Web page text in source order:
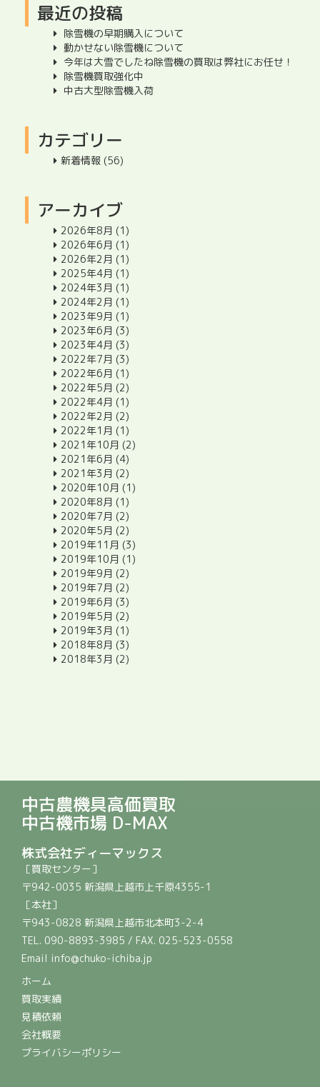
最近の投稿
除雪機の早期購入について
動かせない除雪機について
今年は大雪でしたね除雪機の買取は弊社にお任せ！
除雪機買取強化中
中古大型除雪機入荷
カテゴリー
新着情報 (56)
アーカイブ
2026年8月 (1)
2026年6月 (1)
2026年2月 (1)
2025年4月 (1)
2024年3月 (1)
2024年2月 (1)
2023年9月 (1)
2023年6月 (3)
2023年4月 (3)
2022年7月 (3)
2022年6月 (1)
2022年5月 (2)
2022年4月 (1)
2022年2月 (2)
2022年1月 (1)
2021年10月 (2)
2021年6月 (4)
2021年3月 (2)
2020年10月 (1)
2020年8月 (1)
2020年7月 (2)
2020年5月 (2)
2019年11月 (3)
2019年10月 (1)
2019年9月 (2)
2019年7月 (2)
2019年6月 (3)
2019年5月 (2)
2019年3月 (1)
2018年8月 (3)
2018年3月 (2)
中古農機具高価買取
中古機市場 D-MAX
株式会社ディーマックス
［買取センター］
〒942-0035 新潟県上越市上千原4355-1
［本社］
〒943-0828 新潟県上越市北本町3-2-4
TEL. 090-8893-3985 / FAX. 025-523-0558
Email info@chuko-ichiba.jp
ホーム
買取実績
見積依頼
会社概要
プライバシーポリシー